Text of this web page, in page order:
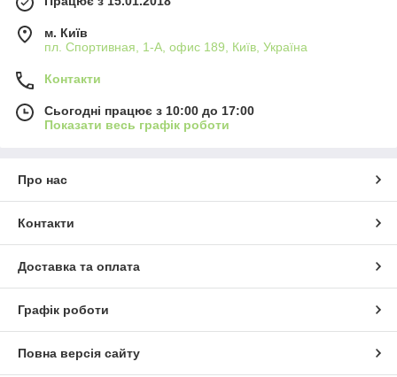
м. Київ
пл. Спортивная, 1-А, офис 189, Київ, Україна
Контакти
Сьогодні працює з 10:00 до 17:00
Показати весь графік роботи
Про нас
Контакти
Доставка та оплата
Графік роботи
Повна версія сайту